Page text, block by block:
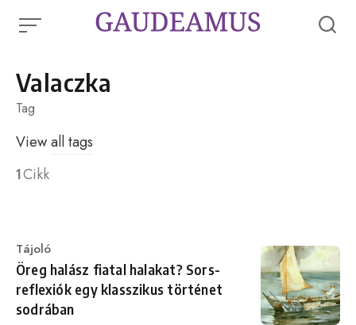
Valaczka
Tag
Viewall tags
1Cikk
Category
Tájoló
Öreg halász fiatal halakat? Sors-
reflexiók egy klasszikus történet
sodrában